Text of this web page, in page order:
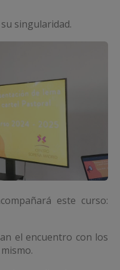
singularidad.
este curso:
el encuentro con los